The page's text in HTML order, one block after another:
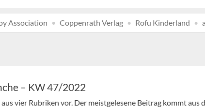
Association Coppenrath Verlag Rofu Kinderland
– KW 47/2022
vier Rubriken vor. Der meistgelesene Beitrag kommt aus